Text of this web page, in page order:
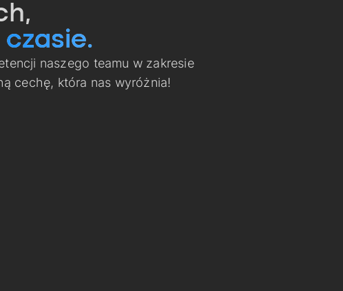
czasie.
naszego teamu w zakresie
cechę, która nas wyróżnia!